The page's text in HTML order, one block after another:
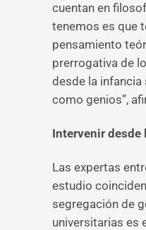
cuentan en
tenemos es que
pensamiento
prerrogativa de
desde la
como genios”,
Intervenir desde
Las expertas
estudio
segregación de
universitarias es